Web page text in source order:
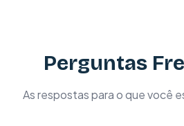
Perguntas
As respostas para o que você